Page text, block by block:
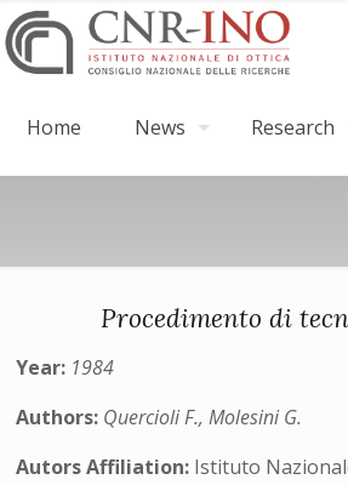
Home News Research
Procedimento di
Year: 1984
Authors: Quercioli F., Molesini G.
Autors Affiliation: Istituto